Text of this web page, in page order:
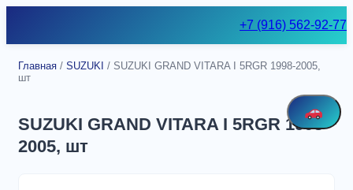
+7 (916) 562-92-77
Главная / SUZUKI / SUZUKI GRAND VITARA I 5RGR 1998-2005,
шт
SUZUKI GRAND VITARA I 5RGR 1998-
2005, шт